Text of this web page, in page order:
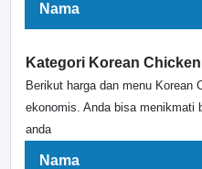
Nama
Kategori Korean
Berikut harga dan menu Korean
ekonomis. Anda bisa menikmati
anda
Nama